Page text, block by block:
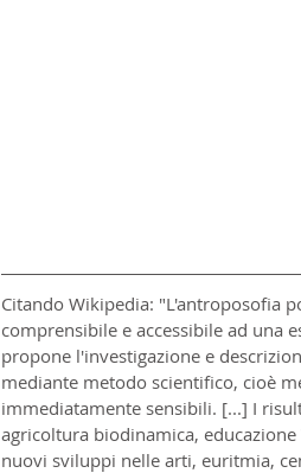
Citando Wikipedia: "L'antroposofia
comprensibile e accessibile ad una
propone l'investigazione e
mediante metodo scientifico, cioè
immediatamente sensibili. [...] I
agricoltura biodinamica,
nuovi sviluppi nelle arti, euritmia,